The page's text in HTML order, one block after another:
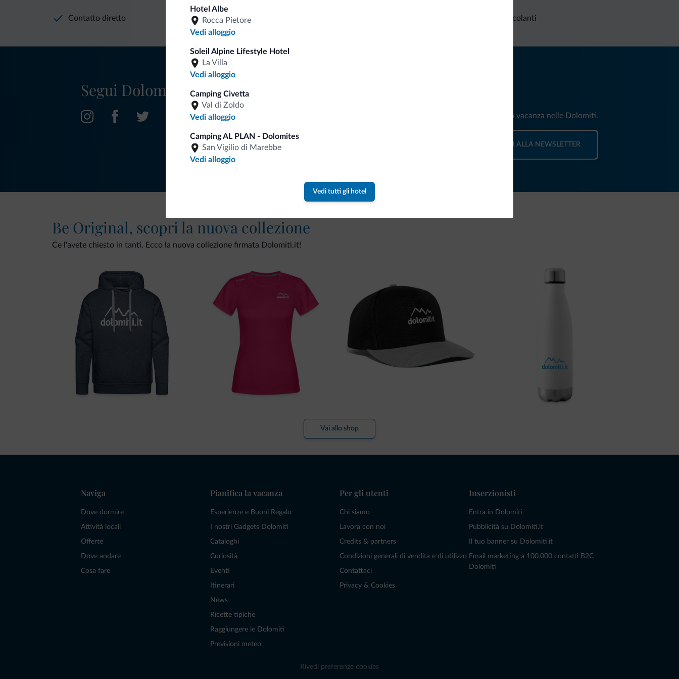
Hotel Albe
Rocca Pietore
Vedi alloggio
Soleil Alpine Lifestyle Hotel
La Villa
Vedi alloggio
Camping Civetta
Val di Zoldo
Vedi alloggio
Camping AL PLAN - Dolomites
San Vigilio di Marebbe
Vedi alloggio
Vedi tutti gli hotel
Contatto diretto Richieste non vincolanti
Segui Dolomiti.it
Riceverai informazioni, offerte esclusive e news per la tua vacanza nelle Dolomiti.
ISCRIVITI ALLA NEWSLETTER
Be Original, scopri la nuova collezione
Ce l'avete chiesto in tanti. Ecco la nuova collezione firmata Dolomiti.it!
Vai allo shop
Naviga
Dove dormire
Attività locali
Offerte
Dove andare
Cosa fare
Pianifica la vacanza
Esperienze e Buoni Regalo
I nostri Gadgets Dolomiti
Cataloghi
Curiosità
Eventi
Itinerari
News
Ricette tipiche
Raggiungere le Dolomiti
Previsioni meteo
Per gli utenti
Chi siamo
Lavora con noi
Credits & partners
Condizioni generali di vendita e di utilizzo
Contattaci
Privacy & Cookies
Inserzionisti
Entra in Dolomiti
Pubblicità su Dolomiti.it
Il tuo banner su Dolomiti.it
Email marketing a 100.000 contatti B2C
Dolomiti
Rivedi preferenze cookies